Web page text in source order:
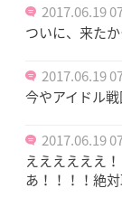
2017.06.19
ついに、来た
2017.06.19
今やアイドル
2017.06.19
ええええええ
あ！！！！絶対